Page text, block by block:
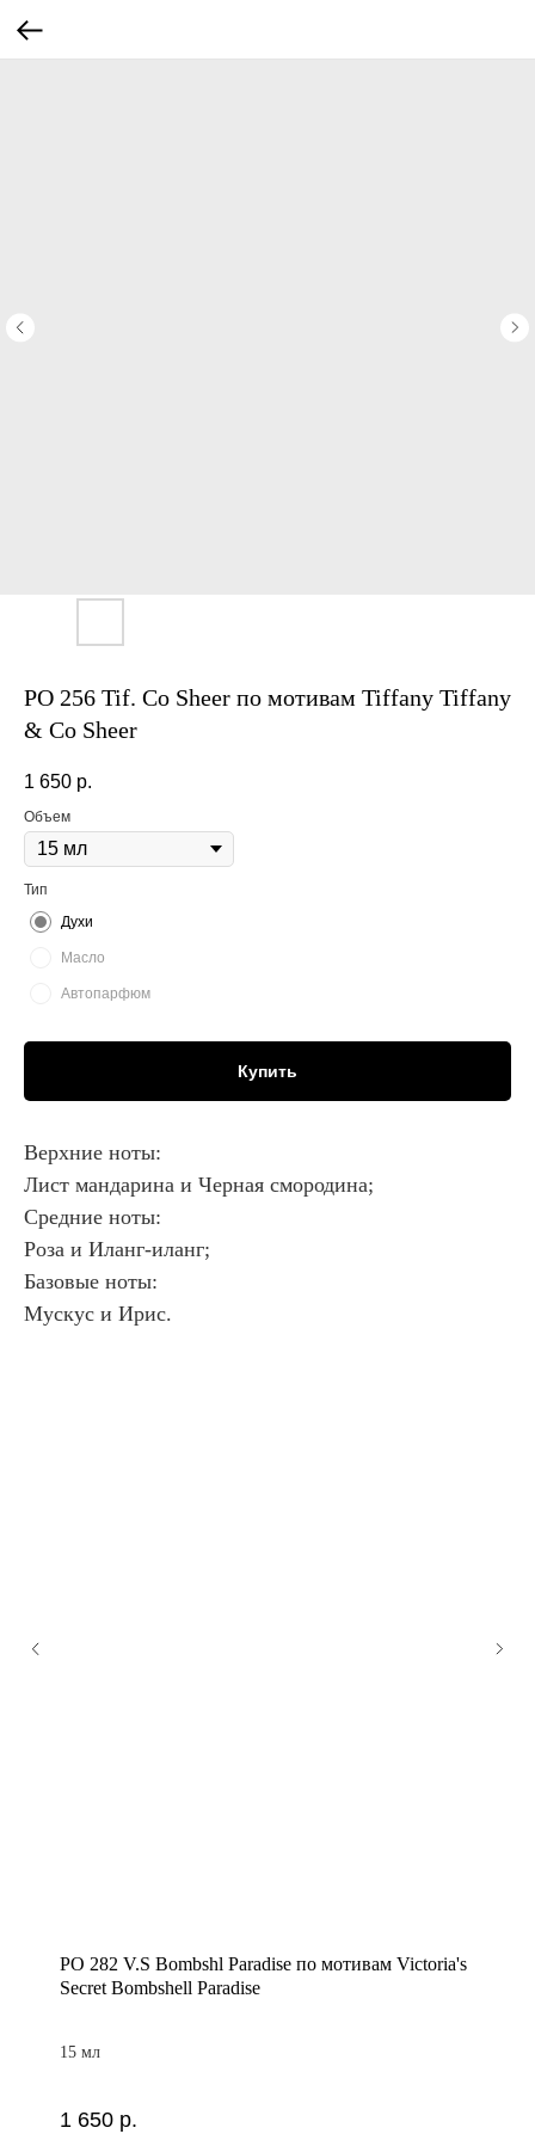
PO 256 Tif. Co Sheer по мотивам Tiffany Tiffany
& Co Sheer
1 650 р.
Объем
Тип
Духи
Масло
Автопарфюм
Купить
Верхние ноты:
Лист мандарина и Черная смородина;
Средние ноты:
Роза и Иланг-иланг;
Базовые ноты:
Мускус и Ирис.
PO 282 V.S Bombshl Paradise по мотивам Victoria's
Secret Bombshell Paradise
15 мл
1 650 р.